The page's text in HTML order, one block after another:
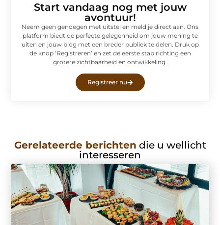
Start vandaag nog met jouw
avontuur!
Neem geen genoegen met uitstel en meld je direct aan. Ons
platform biedt de perfecte gelegenheid om jouw mening te
uiten en jouw blog met een breder publiek te delen. Druk op
de knop ‘Registreren’ en zet de eerste stap richting een
grotere zichtbaarheid en ontwikkeling.
Registreer nu
Gerelateerde berichten die u wellicht
interesseren